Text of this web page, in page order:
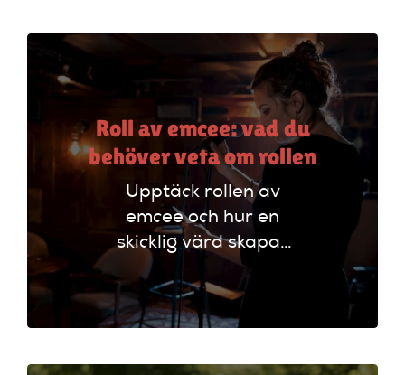
Roll av emcee: vad du
behöver veta om rollen
Upptäck rollen av
emcee och hur en
skicklig värd skapar
oförglömliga
evenemang genom
att styra
engagera publiken.